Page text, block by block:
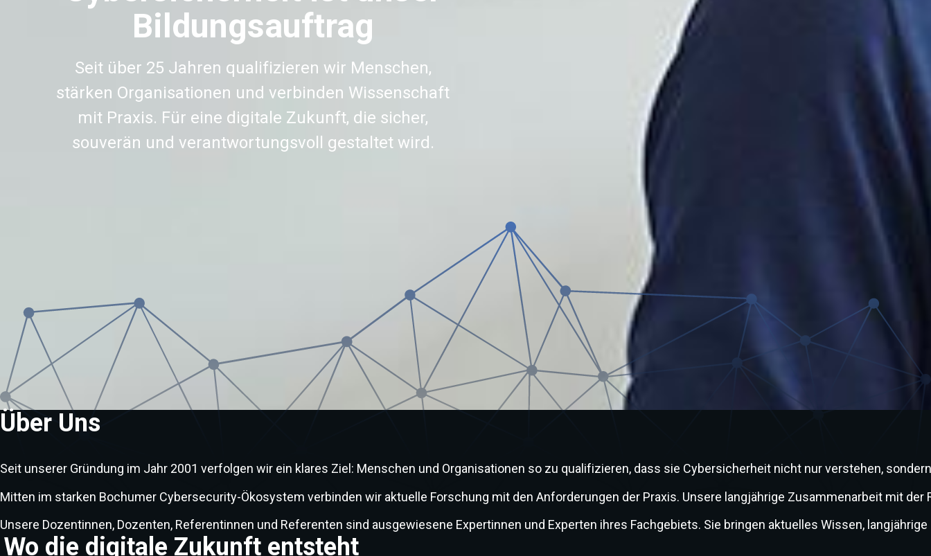
Bildungsauftrag
Seit über 25 Jahren qualifizieren wir Menschen,
stärken Organisationen und verbinden Wissenschaft
mit Praxis. Für eine digitale Zukunft, die sicher,
souverän und verantwortungsvoll gestaltet wird.
Über Uns
Seit unserer Gründung im Jahr 2001 verfolgen wir ein klares Ziel: Menschen und Organisationen so zu qualifizieren, dass sie Cybersicherheit nicht nur verstehen,
Mitten im starken Bochumer Cybersecurity-Ökosystem verbinden wir aktuelle Forschung mit den Anforderungen der Praxis. Unsere langjährige Zusammenarbeit mit
Unsere Dozentinnen, Dozenten, Referentinnen und Referenten sind ausgewiesene Expertinnen und Experten ihres Fachgebiets. Sie bringen aktuelles Wissen,
Wo die digitale Zukunft entsteht